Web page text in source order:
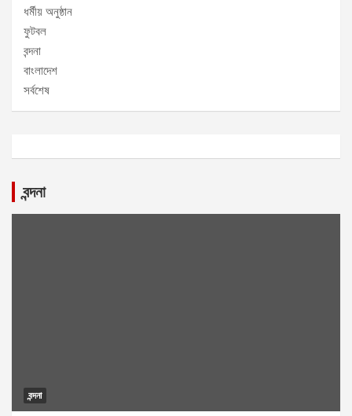
ধর্মীয় অনুষ্ঠান
ফুটবল
বন্দনা
বাংলাদেশ
সর্বশেষ
বন্দনা
বন্দনা